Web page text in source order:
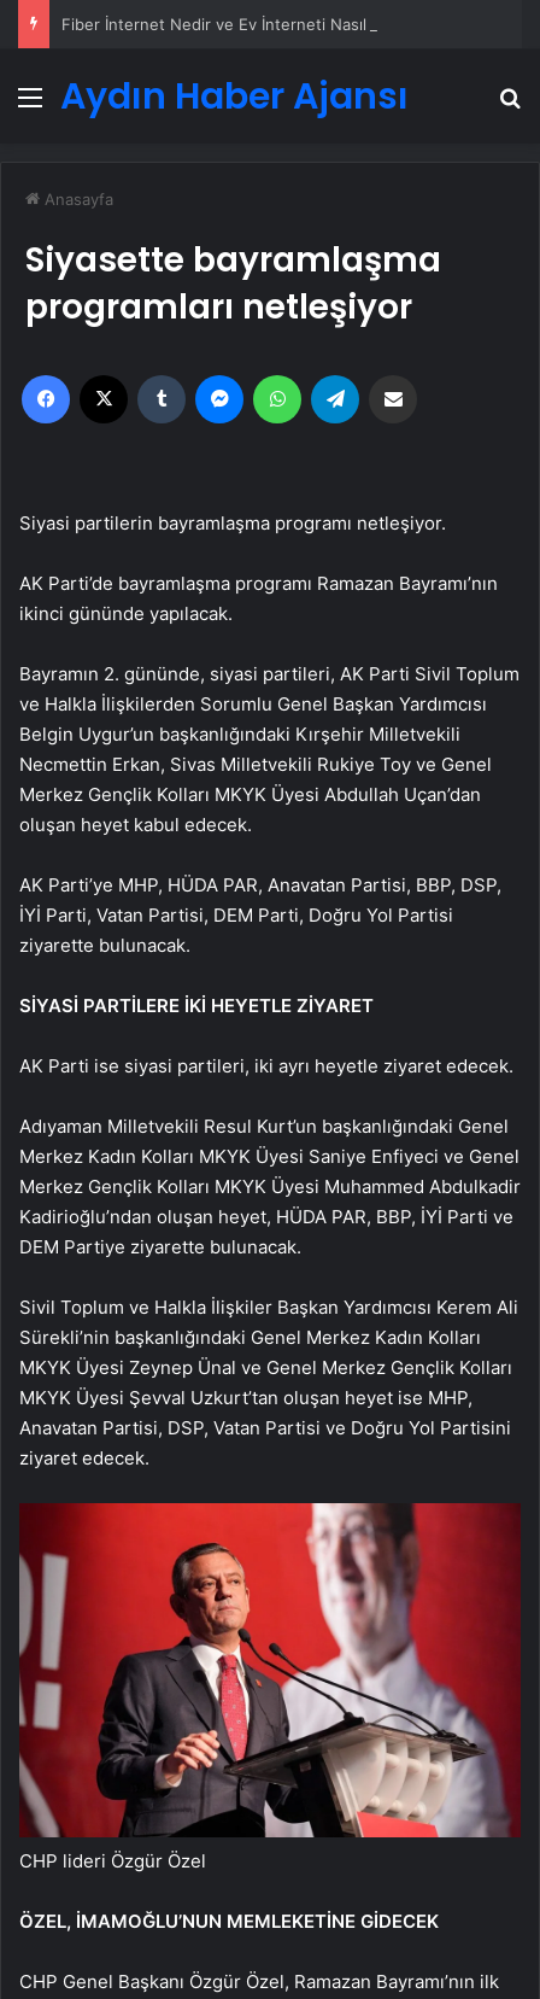
Fiber İnternet Nedir ve Ev İnterneti Nasıl Seçilir
Menü
Aydın Haber Ajansı
Anasayfa
Siyasette bayramlaşma
programları netleşiyor
Facebook Tumblr MessengerWhatsApp
Siyasi partilerin bayramlaşma programı netleşiyor.
AK Parti’de bayramlaşma programı Ramazan Bayramı’nın
ikinci gününde yapılacak.
Bayramın 2. gününde, siyasi partileri, AK Parti Sivil Toplum
ve Halkla İlişkilerden Sorumlu Genel Başkan Yardımcısı
Belgin Uygur’un başkanlığındaki Kırşehir Milletvekili
Necmettin Erkan, Sivas Milletvekili Rukiye Toy ve Genel
Merkez Gençlik Kolları MKYK Üyesi Abdullah Uçan’dan
oluşan heyet kabul edecek.
AK Parti’ye MHP, HÜDA PAR, Anavatan Partisi, BBP, DSP,
İYİ Parti, Vatan Partisi, DEM Parti, Doğru Yol Partisi
ziyarette bulunacak.
SİYASİ PARTİLERE İKİ HEYETLE ZİYARET
AK Parti ise siyasi partileri, iki ayrı heyetle ziyaret edecek.
Adıyaman Milletvekili Resul Kurt’un başkanlığındaki Genel
Merkez Kadın Kolları MKYK Üyesi Saniye Enfiyeci ve Genel
Merkez Gençlik Kolları MKYK Üyesi Muhammed Abdulkadir
Kadirioğlu’ndan oluşan heyet, HÜDA PAR, BBP, İYİ Parti ve
DEM Partiye ziyarette bulunacak.
Sivil Toplum ve Halkla İlişkiler Başkan Yardımcısı Kerem Ali
Sürekli’nin başkanlığındaki Genel Merkez Kadın Kolları
MKYK Üyesi Zeynep Ünal ve Genel Merkez Gençlik Kolları
MKYK Üyesi Şevval Uzkurt’tan oluşan heyet ise MHP,
Anavatan Partisi, DSP, Vatan Partisi ve Doğru Yol Partisini
ziyaret edecek.
CHP lideri Özgür Özel
ÖZEL, İMAMOĞLU’NUN MEMLEKETİNE GİDECEK
CHP Genel Başkanı Özgür Özel, Ramazan Bayramı’nın ilk